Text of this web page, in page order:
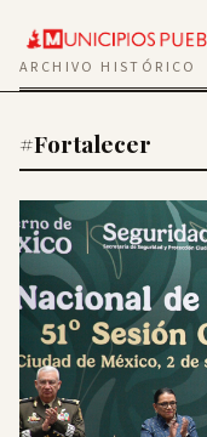
ARCHIVO HISTÓRICO
#Fortalecer